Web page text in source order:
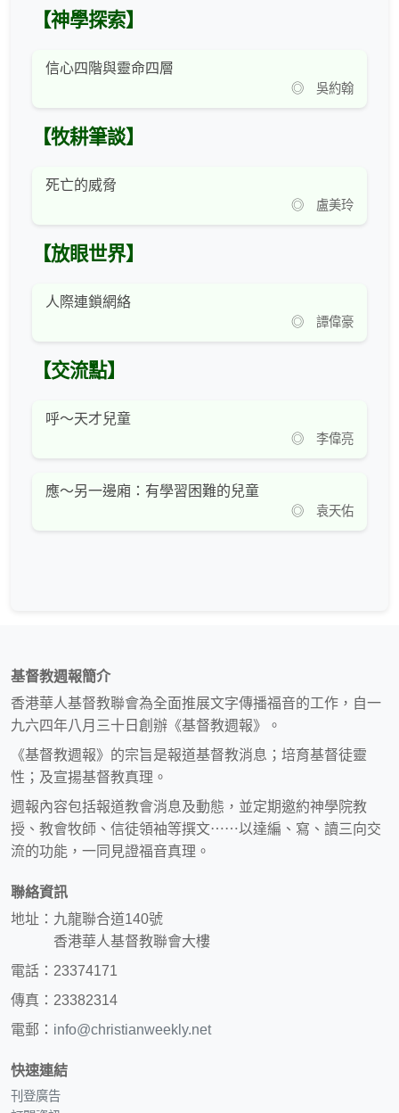
【神學探索】
信心四階與靈命四層
◎ 吳約翰
【牧耕筆談】
死亡的威脅
◎ 盧美玲
【放眼世界】
人際連鎖網絡
◎ 譚偉豪
【交流點】
呼～天才兒童
◎ 李偉亮
應～另一邊廂：有學習困難的兒童
◎ 袁天佑
基督教週報簡介
香港華人基督教聯會為全面推展文字傳播福音的工作，自一
九六四年八月三十日創辦《基督教週報》。
《基督教週報》的宗旨是報道基督教消息；培育基督徒靈
性；及宣揚基督教真理。
週報內容包括報道教會消息及動態，並定期邀約神學院教
授、教會牧師、信徒領袖等撰文⋯⋯以達編、寫、讀三向交
流的功能，一同見證福音真理。
聯絡資訊
地址：九龍聯合道140號
香港華人基督教聯會大樓
電話：23374171
傳真：23382314
電郵： info@christianweekly.net
快速連結
刊登廣告